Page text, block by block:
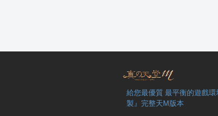
給您最優質 最平衡的遊戲
製』完整天M版本